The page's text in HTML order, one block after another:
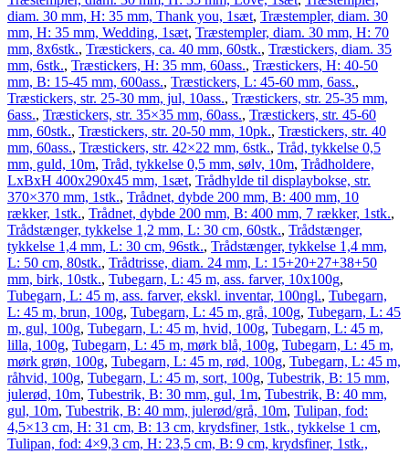
diam. 30 mm, H: 35 mm, Thank you, 1sæt, Træstempler, diam. 30
mm, H: 35 mm, Wedding, 1sæt, Træstempler, diam. 30 mm, H: 70
mm, 8x6stk., Træstickers, ca. 40 mm, 60stk., Træstickers, diam. 35
mm, 6stk., Træstickers, H: 35 mm, 60ass., Træstickers, H: 40-50
mm, B: 15-45 mm, 600ass., Træstickers, L: 45-60 mm, 6ass.,
Træstickers, str. 25-30 mm, jul, 10ass., Træstickers, str. 25-35 mm,
6ass., Træstickers, str. 35×35 mm, 60ass., Træstickers, str. 45-60
mm, 60stk., Træstickers, str. 20-50 mm, 10pk., Træstickers, str. 40
mm, 60ass., Træstickers, str. 42×22 mm, 6stk., Tråd, tykkelse 0,5
mm, guld, 10m, Tråd, tykkelse 0,5 mm, sølv, 10m, Trådholdere,
LxBxH 400x290x45 mm, 1sæt, Trådhylde til displaybokse, str.
370×370 mm, 1stk., Trådnet, dybde 200 mm, B: 400 mm, 10
rækker, 1stk., Trådnet, dybde 200 mm, B: 400 mm, 7 rækker, 1stk.,
Trådstænger, tykkelse 1,2 mm, L: 30 cm, 60stk., Trådstænger,
tykkelse 1,4 mm, L: 30 cm, 96stk., Trådstænger, tykkelse 1,4 mm,
L: 50 cm, 80stk., Trådtrisse, diam. 24 mm, L: 15+20+27+38+50
mm, birk, 10stk., Tubegarn, L: 45 m, ass. farver, 10x100g,
Tubegarn, L: 45 m, ass. farver, ekskl. inventar, 100ngl., Tubegarn,
L: 45 m, brun, 100g, Tubegarn, L: 45 m, grå, 100g, Tubegarn, L: 45
m, gul, 100g, Tubegarn, L: 45 m, hvid, 100g, Tubegarn, L: 45 m,
lilla, 100g, Tubegarn, L: 45 m, mørk blå, 100g, Tubegarn, L: 45 m,
mørk grøn, 100g, Tubegarn, L: 45 m, rød, 100g, Tubegarn, L: 45 m,
råhvid, 100g, Tubegarn, L: 45 m, sort, 100g, Tubestrik, B: 15 mm,
julerød, 10m, Tubestrik, B: 30 mm, gul, 1m, Tubestrik, B: 40 mm,
gul, 10m, Tubestrik, B: 40 mm, julerød/grå, 10m, Tulipan, fod:
4,5×13 cm, H: 31 cm, B: 13 cm, krydsfiner, 1stk., tykkelse 1 cm,
Tulipan, fod: 4×9,3 cm, H: 23,5 cm, B: 9 cm, krydsfiner, 1stk.,